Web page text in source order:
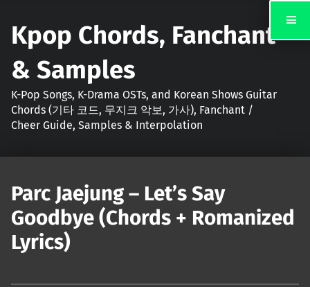
Kpop Chords, Fanchant
& Samples
K-Pop Songs, K-Drama OSTs, and Korean Shows Guitar
Chords (기타 코드, 무지크 악보, 가사), Fanchant /
Cheer Guide, Samples & Interpolation
Parc Jaejung – Let’s Say
Goodbye (Chords + Romanized
Lyrics)